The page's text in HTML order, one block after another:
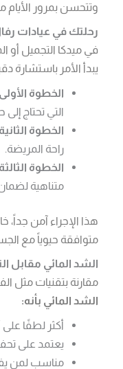
وتتحسن بمرور الأيام
رحلتك في عيادات
في ميدكا التجميل أو
يبدأ الأمر باستشارة
الخطوة
التي تحتاج
الخطوة
راحة المريضة.
الخطوة
متناهية
هذا الإجراء آمن جداً،
متوافقة حيوياً مع
الشد المائي مقابل
مقارنة بتقنيات مثل
الشد المائي بأنه:
أكثر لطفًا
يعتمد على
مناسب لمن